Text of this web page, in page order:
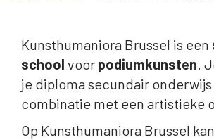
Kunsthumaniora Brussel is een
school voor podiumkunsten.
je diploma secundair onderwijs
combinatie met een artistieke
Op Kunsthumaniora Brussel